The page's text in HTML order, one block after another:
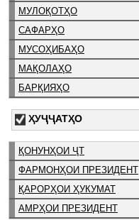
МУЛОҚОТҲО
САФАРҲО
МУСОҲИБАҲО
МАҚОЛАҲО
БАРҚИЯҲО
ҲУҶҶАТҲО
ҚОНУНҲОИ ҶТ
ФАРМОНҲОИ ПРЕЗИДЕНТ
ҚАРОРҲОИ ҲУКУМАТ
АМРҲОИ ПРЕЗИДЕНТ